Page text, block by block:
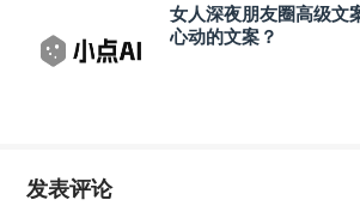
女人深夜朋友圈高级文
心动的文案？
发表评论